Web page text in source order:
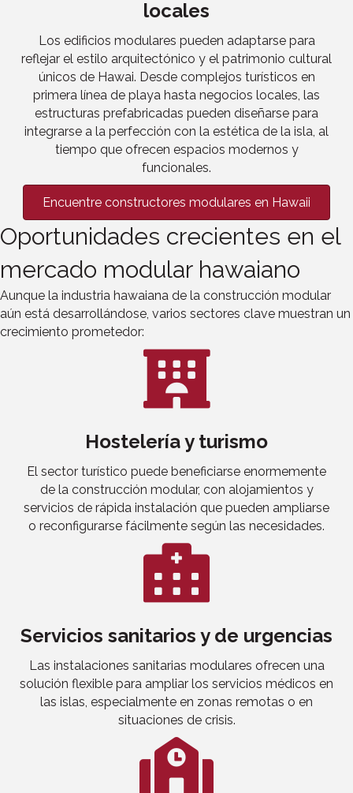
locales
Los edificios modulares pueden adaptarse para
reflejar el estilo arquitectónico y el patrimonio cultural
únicos de Hawai. Desde complejos turísticos en
primera línea de playa hasta negocios locales, las
estructuras prefabricadas pueden diseñarse para
integrarse a la perfección con la estética de la isla, al
tiempo que ofrecen espacios modernos y
funcionales.
Encuentre constructores modulares en Hawaii
Oportunidades crecientes en el
mercado modular hawaiano
Aunque la industria hawaiana de la construcción modular
aún está desarrollándose, varios sectores clave muestran un
crecimiento prometedor:
Hostelería y turismo
El sector turístico puede beneficiarse enormemente
de la construcción modular, con alojamientos y
servicios de rápida instalación que pueden ampliarse
o reconfigurarse fácilmente según las necesidades.
Servicios sanitarios y de urgencias
Las instalaciones sanitarias modulares ofrecen una
solución flexible para ampliar los servicios médicos en
las islas, especialmente en zonas remotas o en
situaciones de crisis.